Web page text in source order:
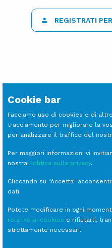
REGISTRATI
Cookie bar
Facciamo uso di cookies e di
tracciamento per migliorare la
per analizzare il traffico del
Per maggiori informazioni vi
nostra Politica sulla privacy.
Cliccando su "Accetta"
dati.
Potete modificare in ogni
relative ai cookies e rifiutarli,
strettamente necessari.